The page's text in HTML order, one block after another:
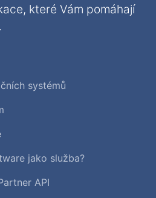
které Vám pomáhají
systémů
jako služba?
API